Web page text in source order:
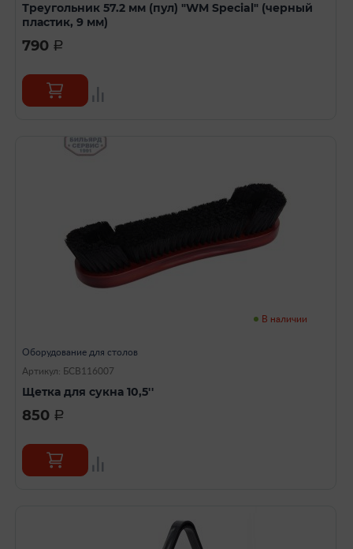
Треугольник 57.2 мм (пул) "WM Special" (черный
пластик, 9 мм)
790 a
В наличии
Оборудование для столов
Артикул: БСВ116007
Щетка для сукна 10,5''
850 a